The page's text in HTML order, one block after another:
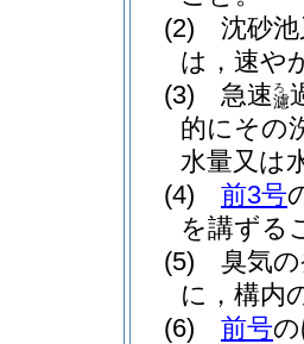
(2)
沈砂
は，速や
(3)
急速濾
ろ
的にその
水量又は
(4)
前3号
を講ずる
(5)
臭気
に，構内
(6)
前号